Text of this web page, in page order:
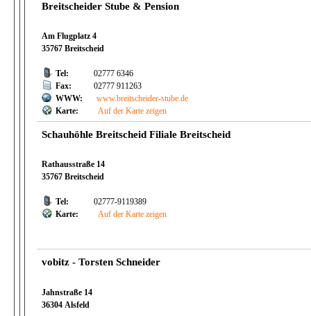
Breitscheider Stube & Pension
Am Flugplatz 4
35767 Breitscheid
Tel:
02777 6346
Fax:
02777 911263
WWW:
www.breitscheider-stube.de
Karte:
Auf der Karte zeigen
Schauhöhle Breitscheid Filiale Breitscheid
Rathausstraße 14
35767 Breitscheid
Tel:
02777-9119389
Karte:
Auf der Karte zeigen
vobitz - Torsten Schneider
Jahnstraße 14
36304 Alsfeld